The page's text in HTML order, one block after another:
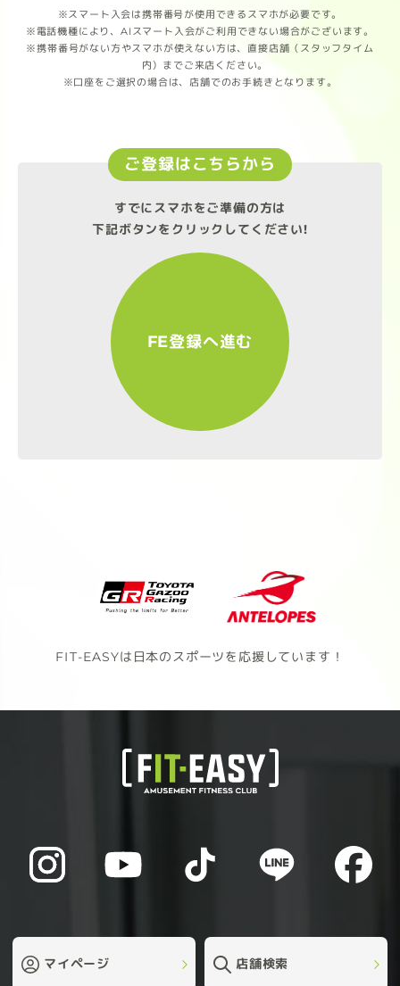
※スマート入会は携帯番号が使用できるスマホが必要です。
※電話機種により、AIスマート入会がご利用できない場合がございます。
※携帯番号がない方やスマホが使えない方は、直接店舗（スタッフタイム
内）までご来店ください。
※口座をご選択の場合は、店舗でのお手続きとなります。
ご登録はこちらから
すでにスマホをご準備の方は
下記ボタンをクリックしてください!
FE登録へ進む
FIT-EASYは日本のスポーツを応援しています！
マイページ 店舗検索